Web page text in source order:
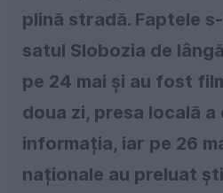
plină stradă. Faptele
satul Slobozia de
pe 24 mai și au fost
doua zi, presa locală
informația, iar pe 26
naționale au preluat